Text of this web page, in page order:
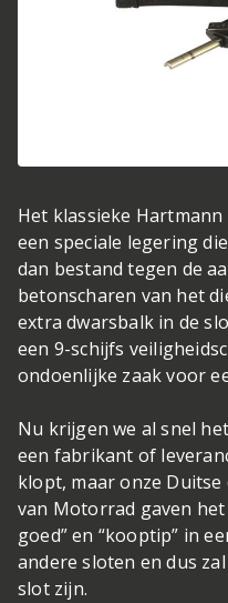
Het klassieke
een speciale legering
dan bestand tegen de
betonscharen van het
extra dwarsbalk in de
een 9-schijfs
ondoenlijke zaak voor
Nu krijgen we al snel
een fabrikant of
klopt, maar onze Duitse
van Motorrad gaven
goed” en “kooptip” in
andere sloten en dus
slot zijn.